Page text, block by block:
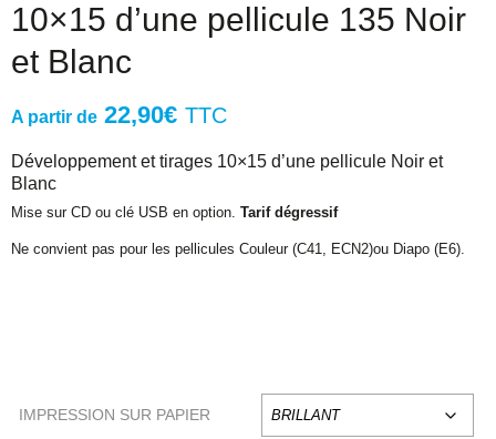
10×15 d’une pellicule 135 Noir
et Blanc
A partir de 22,90€ TTC
Développement et tirages 10×15 d’une pellicule Noir et
Blanc
Mise sur CD ou clé USB en option. Tarif dégressif
Ne convient pas pour les pellicules Couleur (C41, ECN2)ou Diapo (E6).
IMPRESSION SUR PAPIER